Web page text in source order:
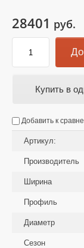
28401 руб.
Купить в
Добавить к
Артикул:
Производитель
Ширина
Профиль
Диаметр
Сезон